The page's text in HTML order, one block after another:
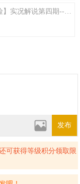
【范海辛的奇妙冒险】实况解说第四期--略无压力的Boss战
发布
可获得等级积分领取限